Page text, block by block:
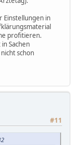
Einstellungen in
profitieren.
Sachen
schon
#11